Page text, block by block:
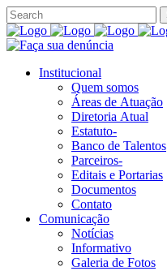
Institucional
Quem somos
Áreas de Atuação
Diretoria Atual
Estatuto-
Banco de Talentos
Parceiros-
Editais e Portarias
Documentos
Contato
Comunicação
Notícias
Informativo
Galeria de Fotos